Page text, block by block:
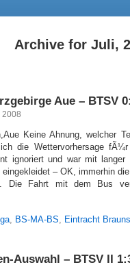
Archive for Juli,
Aue – BTSV
2008
Keine Ahnung, welcher
die Wettervorhersage
ignoriert und war mit
eingekleidet – OK, immerhin
Die Fahrt mit dem Bus
, BS-MA-BS, Eintracht
Auswahl – BTSV II